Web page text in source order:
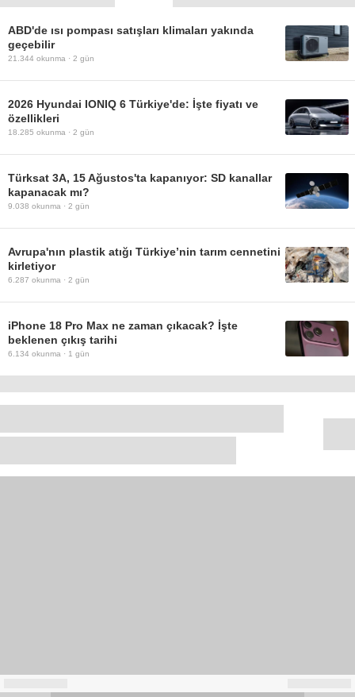
ABD'de ısı pompası satışları klimaları yakında
geçebilir
21.344 okunma · 2 gün
2026 Hyundai IONIQ 6 Türkiye'de: İşte fiyatı ve
özellikleri
18.285 okunma · 2 gün
Türksat 3A, 15 Ağustos'ta kapanıyor: SD kanallar
kapanacak mı?
9.038 okunma · 2 gün
Avrupa'nın plastik atığı Türkiye’nin tarım cennetini
kirletiyor
6.287 okunma · 2 gün
iPhone 18 Pro Max ne zaman çıkacak? İşte
beklenen çıkış tarihi
6.134 okunma · 1 gün